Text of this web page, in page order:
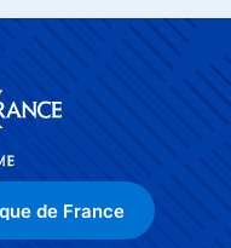
de France